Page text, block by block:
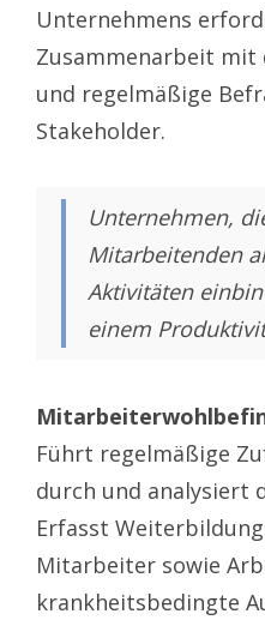
Unternehmens
Zusammenarbeit mit
und regelmäßige
Stakeholder.
Unternehmen,
Mitarbeitenden
Aktivitäten
einem
Führt regelmäßige
durch und analysiert
Erfasst
Mitarbeiter sowie
krankheitsbedingte